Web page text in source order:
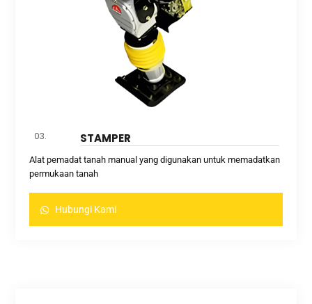
03. STAMPER
Alat pemadat tanah manual yang digunakan untuk memadatkan
permukaan tanah
Hubungi Kami